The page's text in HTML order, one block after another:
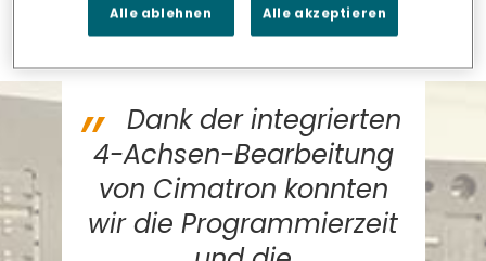
Dank der integrierten
4-Achsen-Bearbeitung
von Cimatron konnten
wir die Programmierzeit
Alle ablehnen Alle akzeptieren